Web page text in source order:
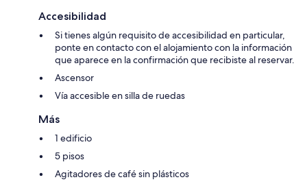
Accesibilidad
Si tienes algún requisito de accesibilidad en particular,
ponte en contacto con el alojamiento con la información
que aparece en la confirmación que recibiste al reservar.
Ascensor
Vía accesible en silla de ruedas
Más
1 edificio
5 pisos
Agitadores de café sin plásticos